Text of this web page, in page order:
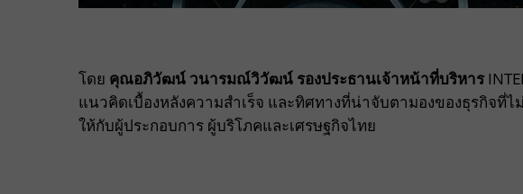
โดย คุณอภิวัฒน์ วนารมณ์วิวัฒน์ รองประธานเจ้าหน้าที่บริหาร
แนวคิดเบื้องหลังความสำเร็จ และทิศทางที่น่าจับตามองของธุรกิจที่ไม่
ให้กับผู้ประกอบการ ผู้บริโภคและเศรษฐกิจไทย